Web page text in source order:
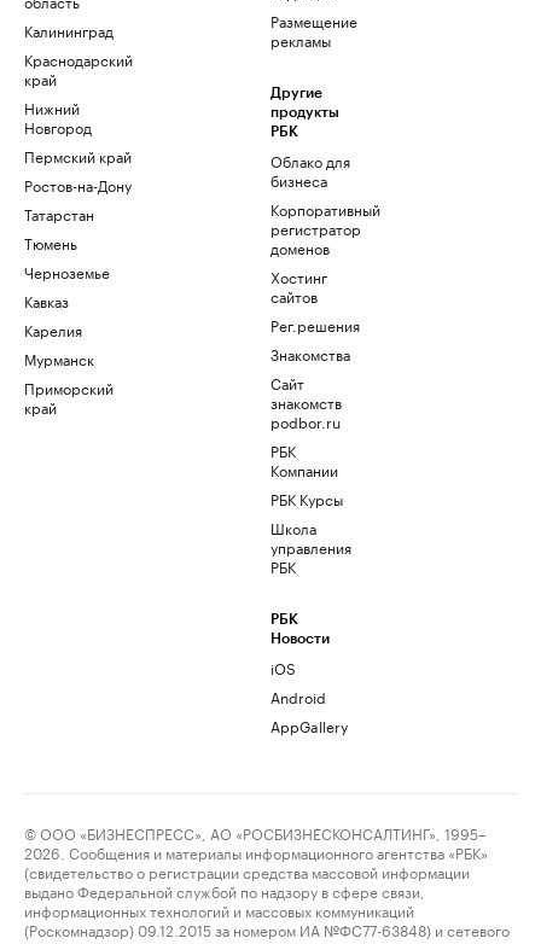
Калининград
Краснодарский
край
Нижний
Новгород
Пермский край
Ростов-на-Дону
Татарстан
Тюмень
Черноземье
Кавказ
Карелия
Мурманск
Приморский
край
Размещение
рекламы
Другие
продукты
РБК
Облако для
бизнеса
Корпоративный
регистратор
доменов
Хостинг
сайтов
Рег.решения
Знакомства
Сайт
знакомств
podbor.ru
РБК
Компании
РБК Курсы
Школа
управления
РБК
РБК
Новости
iOS
Android
AppGallery
© ООО «БИЗНЕСПРЕСС», АО «РОСБИЗНЕСКОНСАЛТИНГ», 1995–
2026. Сообщения и материалы информационного агентства «РБК»
(свидетельство о регистрации средства массовой информации
выдано Федеральной службой по надзору в сфере связи,
информационных технологий и массовых коммуникаций
(Роскомнадзор) 09.12.2015 за номером ИА №ФС77-63848) и сетевого